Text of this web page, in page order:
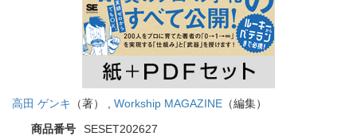
高田 ゲンキ （著） , Workship MAGAZINE （編集）
商品番号
SESET202627